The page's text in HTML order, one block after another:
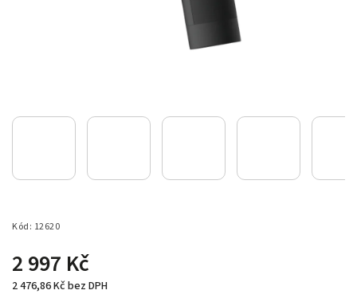
Kód: 12620
2 997 Kč
2 476,86 Kč bez DPH